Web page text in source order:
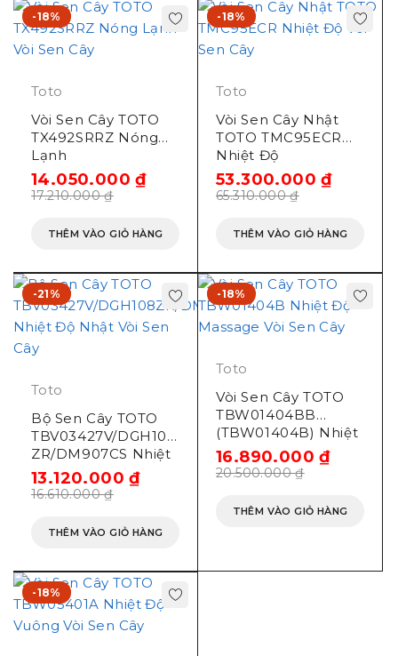
-18%
Toto
Vòi Sen Cây TOTO
TX492SRRZ Nóng
Lạnh
17.210.000₫
14.050.000₫
THÊM VÀO GIỎ HÀNG
-18%
Toto
Vòi Sen Cây Nhật
TOTO TMC95ECR
Nhiệt Độ
65.310.000₫
53.300.000₫
THÊM VÀO GIỎ HÀNG
-21%
Toto
Bộ Sen Cây TOTO
TBV03427V/DGH108
ZR/DM907CS Nhiệt
Độ Nhật
16.610.000₫
13.120.000₫
THÊM VÀO GIỎ HÀNG
-18%
Toto
Vòi Sen Cây TOTO
TBW01404BB
(TBW01404B) Nhiệt
Độ Massage
20.500.000₫
16.890.000₫
THÊM VÀO GIỎ HÀNG
-18%